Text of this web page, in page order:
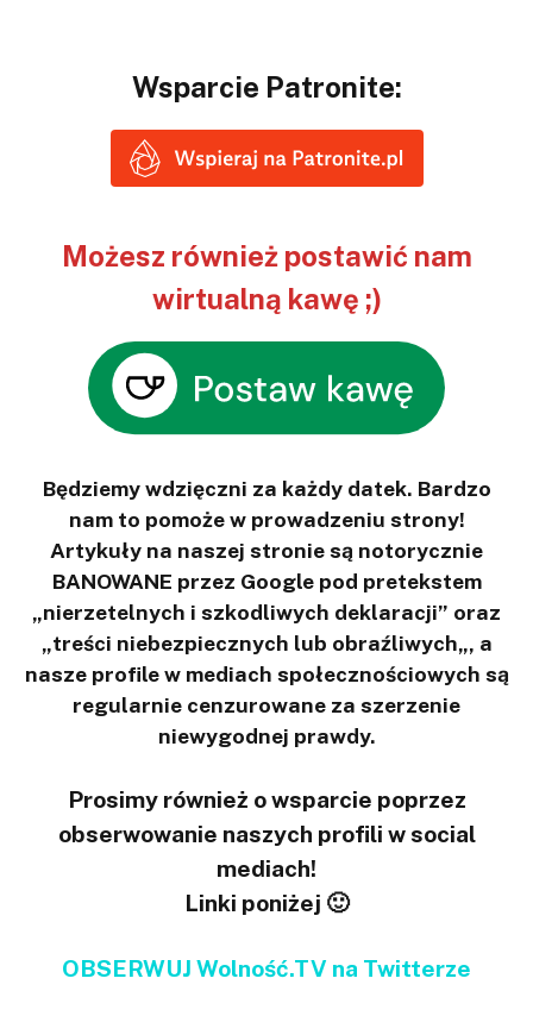
Wsparcie Patronite:
Możesz również postawić nam
wirtualną kawę ;)
Będziemy wdzięczni za każdy datek. Bardzo
nam to pomoże w prowadzeniu strony!
Artykuły na naszej stronie są notorycznie
BANOWANE przez Google pod pretekstem
„nierzetelnych i szkodliwych deklaracji” oraz
„treści niebezpiecznych lub obraźliwych„, a
nasze profile w mediach społecznościowych są
regularnie cenzurowane za szerzenie
niewygodnej prawdy.
Prosimy również o wsparcie poprzez
obserwowanie naszych profili w social
mediach!
Linki poniżej 🙂
OBSERWUJ Wolność.TV na Twitterze